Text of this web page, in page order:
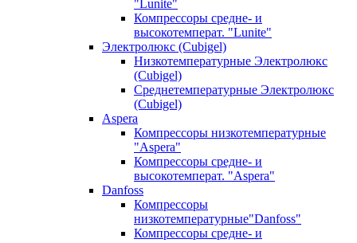
"Lunite"
Компрессоры средне- и
высокотемперат. "Lunite"
Электролюкс (Cubigel)
Низкотемпературные Электролюкс
(Cubigel)
Среднетемпературные Электролюкс
(Cubigel)
Aspera
Компрессоры низкотемпературные
"Aspera"
Компрессоры средне- и
высокотемперат. "Aspera"
Danfoss
Компрессоры
низкотемпературные"Danfoss"
Компрессоры средне- и